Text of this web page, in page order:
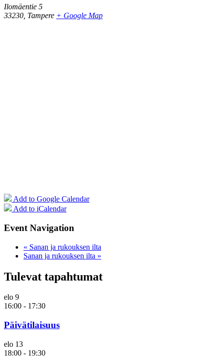
Ilomäentie 5
33230 Tampere + Google Map
Add to Google Calendar
Add to iCalendar
Event Navigation
« Sanan ja rukouksen ilta
Sanan ja rukouksen ilta »
Tulevat tapahtumat
elo 9
16:00 - 17:30
Päivätilaisuus
elo 13
18:00 - 19:30